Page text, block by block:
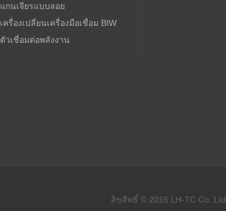
แกนเจียรแบบลอย
เครื่องเปลี่ยนเครื่องมือเชื่อม BIW
ตัวเชื่อมต่อพลังงาน
ลิขสิทธิ์ © 2016 LH-TC Co.,Ltd